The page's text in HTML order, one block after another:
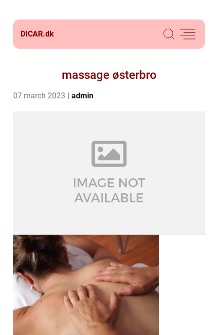
DICAR.dk
massage østerbro
07 march 2023 admin